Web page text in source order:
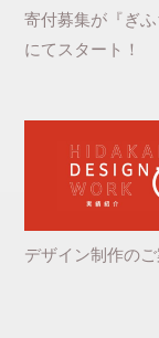
寄付募集が『ぎふ
にてスタート！
デザイン制作の